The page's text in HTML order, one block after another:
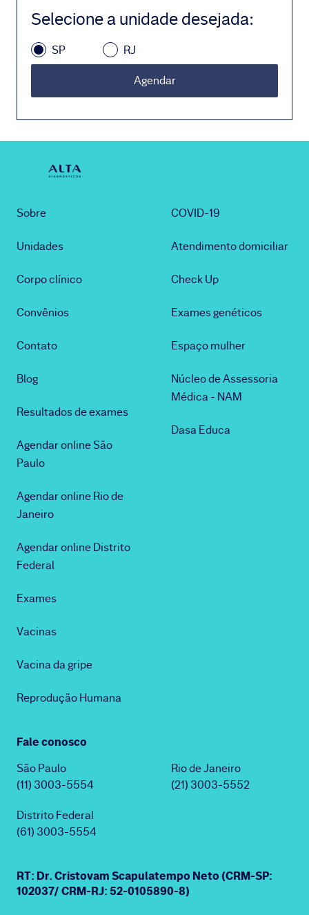
Selecione a unidade desejada:
SP RJ
Agendar
Sobre
Unidades
Corpo clínico
Convênios
Contato
Blog
Resultados de exames
Agendar online São
Paulo
Agendar online Rio de
Janeiro
Agendar online Distrito
Federal
Exames
Vacinas
Vacina da gripe
Reprodução Humana
COVID-19
Atendimento domiciliar
Check Up
Exames genéticos
Espaço mulher
Núcleo de Assessoria
Médica - NAM
Dasa Educa
Fale conosco
São Paulo
(11) 3003-5554
Rio de Janeiro
(21) 3003-5552
Distrito Federal
(61) 3003-5554
RT: Dr. Cristovam Scapulatempo Neto (CRM-SP:
102037/ CRM-RJ: 52-0105890-8)